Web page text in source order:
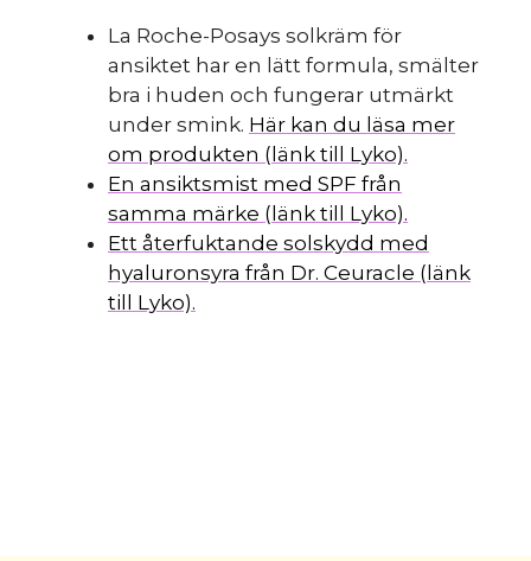
La Roche-Posays solkräm för
ansiktet har en lätt formula, smälter
bra i huden och fungerar utmärkt
under smink. Här kan du läsa mer
om produkten (länk till Lyko).
En ansiktsmist med SPF från
samma märke (länk till Lyko).
Ett återfuktande solskydd med
hyaluronsyra från Dr. Ceuracle (länk
till Lyko).